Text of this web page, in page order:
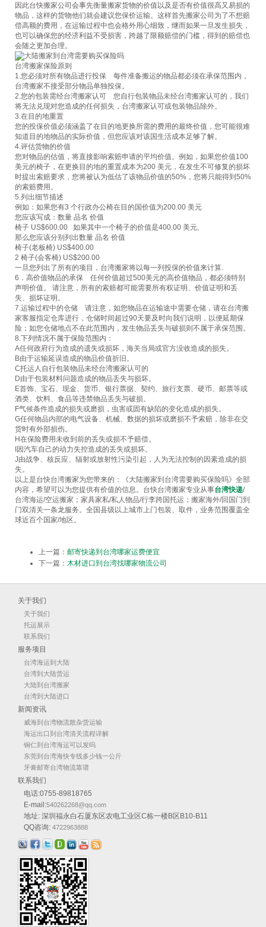
因此台快搬家公司会事先衡量搬家货物的价值以及是否有价值很高又易损的
物品，这样的货物他们就会建议您保价运输。这样首先搬家公司为了不想赔
偿高额的费用，在运输过程中也会格外用心细致，继而如果一旦发生损失，
也可以确保您的经济利益不受损害，跨越了限额赔偿的门槛，得到的赔偿也
会随之更加合理。
台湾搬家保险原则
1.您必须对所有物品进行投保 每件准备搬运的物品都必须在承保范围内，
台湾搬家不接受部分物品单独投保。
2.您的包装需经台湾搬家认可 您自行包装物品未经台湾搬家认可的，我们
将无法兑现对您造成的任何损失，台湾搬家认可或包装物品除外。
3.在目的地重置
您的投保价值必须涵盖了在目的地更换所需的费用的最终价值，您可能很难
知道目的地物品的实际价值，但您应该对该国生活成本足够了解。
4.评估货物的价值
您对物品的估值，将直接影响索赔申请的平均价值。例如，如果您价值100
美元的椅子，在更换目的地的重置成本为200 美元，在发生不可修复的损坏
时提出索赔要求，您将被认为低估了该物品价值的50%，您将只能得到50%
的索赔费用。
5.列出细节描述
例如：如果您有3 个行政办公椅在目的国价值为200.00 美元
您应该写成：数量 品名 价值
椅子 US$600.00 如果其中一个椅子的价值是400.00 美元,
那么您应该分别列出数量 品名 价值
椅子(老板椅) US$400.00
2 椅子(会客椅) US$200.00
一旦您列出了所有的项目，台湾搬家将以每一列投保的价值来计算.
6．高价值物品的承保 任何价值超过500美元的高价值物品，都必须特别
声明价值。 请注意，所有的索赔都可能需要所有权证明、价值证明和丢
失、损坏证明。
7.运输过程中的仓储 请注意，如您物品在运输途中需要仓储，请在台湾搬
家客服指定仓库进行，仓储时间超过90天要及时向我们说明，以便延期保
险；如您仓储地点不在此范围内，发生物品丢失与破损则不属于承保范围。
8.下列情况不属于保险范围内：
A任何政府行为造成的遗失或损坏，海关当局或官方没收造成的损失。
B由于运输延误造成的物品价值折旧。
C托运人自行包装物品未经台湾搬家认可的
D由于包装材料问题造成的物品丢失与损坏。
E首饰、宝石、现金、货币、银行票据、契约、旅行支票、硬币、邮票等或
酒类、饮料、食品等违禁物品丢失与破损。
F气候条件造成的损失或磨损，虫害或固有缺陷的变化造成的损失。
G任何物品内部的电气设备、机械、数据的损坏或磨损不予索赔，除非在交
货时有外部损伤。
H在保险费用未收到前的丢失或损不予赔偿。
I因汽车自己的动力失控造成的丢失或损坏。
J由战争、核反应、辐射或放射性污染引起，人为无法控制的因素造成的损
失。
以上是台快台湾搬家为您带来的：《大陆搬家到台湾需要购买保险吗》全部
内容，希望可以为您提供有价值的信息。台快台湾搬家专业从事台湾快递/
台湾海运/空运搬家；家具家私/私人物品/行李跨国托运；搬家海外/回国门到
门双清关一条龙服务。全国县级以上城市上门包装、取件，业务范围覆盖全
球近百个国家/地区。
上一篇： 邮寄快递到台湾哪家运费便宜
下一篇： 木材进口到台湾找哪家物流公司
关于我们
关于我们
托运展示
联系我们
服务项目
台湾海运到大陆
台湾到大陆货运
大陆到台湾搬家
台湾到大陆进口
新闻资讯
威海到台湾物流散杂货运输
海运出口到台湾清关流程详解
铜仁到台湾海运可以发吗
东莞到台湾海快专线多少钱一公斤
牙膏邮寄台湾物流靠谱
联系我们
电话:0755-89818765
E-mail:540262268@qq.com
地址: 深圳福永白石厦东区农电工业区C栋一楼B区B10-B11
QQ咨询: 4722963888